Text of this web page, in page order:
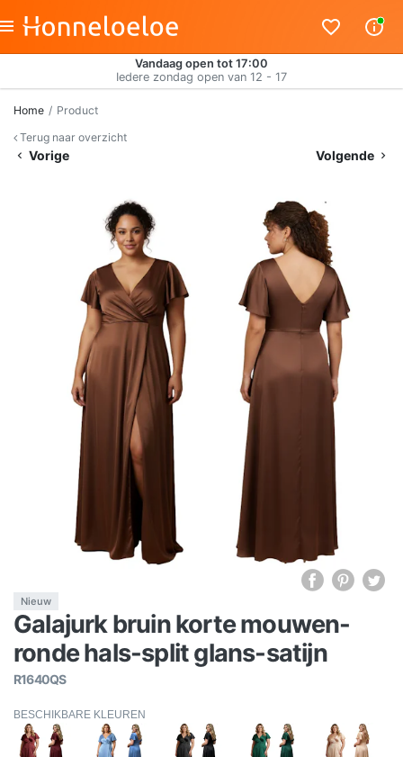
Vandaag open tot 17:00
Iedere zondag open van 12 - 17
Home
Product
Terug naar overzicht
Vorige Volgende
Nieuw
Galajurk bruin korte mouwen-
ronde hals-split glans-satijn
R1640QS
BESCHIKBARE KLEUREN